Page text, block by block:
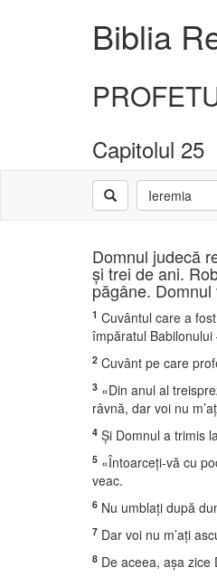
Biblia
Capitolul 25
Ieremia
Domnul judecă
şi trei de ani.
păgâne.
1 Cuvântul care a
împăratul Babilonului
2 Cuvânt pe care
3 «Din anul al
râvnă, dar voi nu
4 Şi Domnul a trimis
5 «Întoarceţi-vă cu
veac.
6 Nu umblaţi după
7 Dar voi nu m’aţi
8 De aceea, aşa zice